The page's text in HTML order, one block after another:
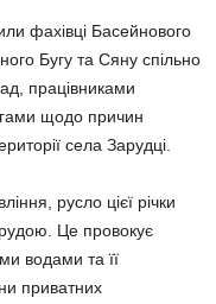
фахівці Басейнового
Бугу та Сяну спільно
працівниками
щодо причин
села Зарудці.
русло цієї річки
Це провокує
водами та її
приватних